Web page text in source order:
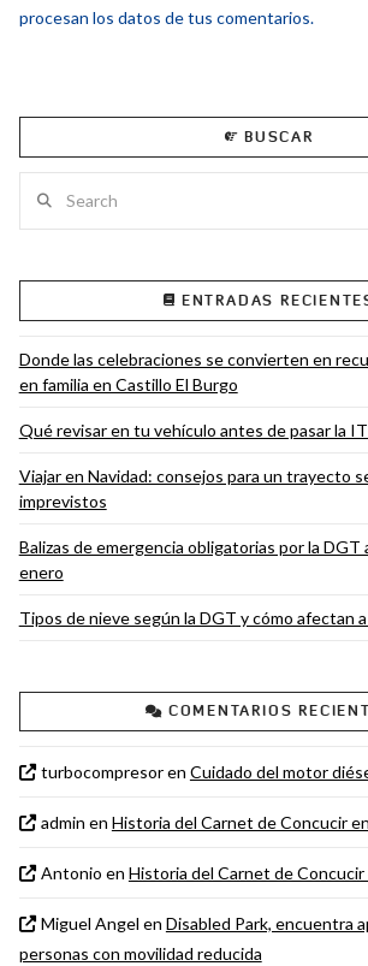
procesan los datos de tus comentarios.
BUSCAR
ENTRADAS
Donde las celebraciones se convierten en
en familia en Castillo El Burgo
Qué revisar en tu vehículo antes de pasar la
Viajar en Navidad: consejos para un trayecto
imprevistos
Balizas de emergencia obligatorias por la DGT
enero
Tipos de nieve según la DGT y cómo afectan
COMENTARIOS
turbocompresoren Cuidado del motor
admin en Historia del Carnet de Concucir
Antonio en Historia del Carnet de Concucir
Miguel Angel en Disabled Park, encuentra
personas con movilidad reducida